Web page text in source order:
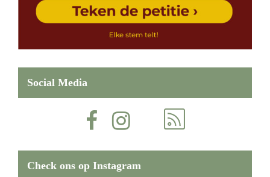
Social Media
Check ons op Instagram